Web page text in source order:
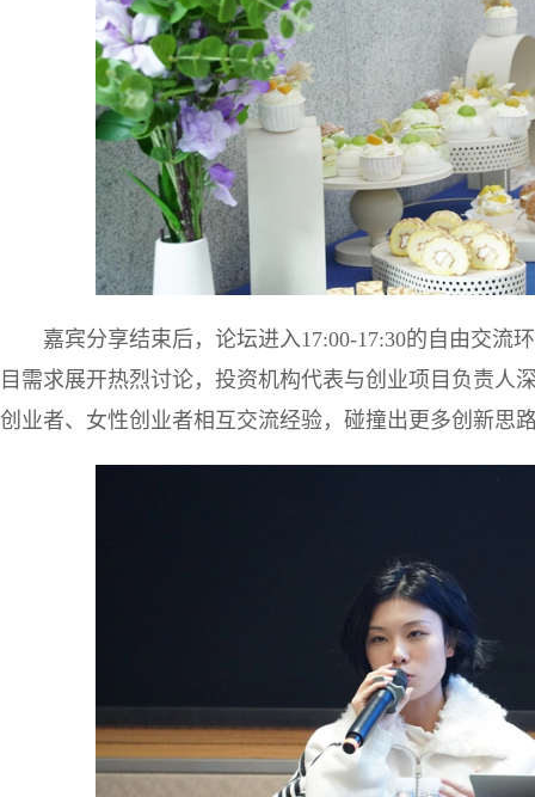
嘉宾分享结束后，论坛进入17:00-17:30的自由交流
目需求展开热烈讨论，投资机构代表与创业项目负责人
创业者、女性创业者相互交流经验，碰撞出更多创新思